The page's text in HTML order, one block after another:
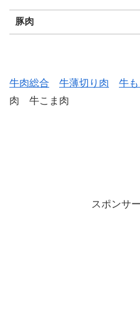
豚肉
牛肉総合 牛薄切り肉 牛
肉 牛こま肉
スポンサ